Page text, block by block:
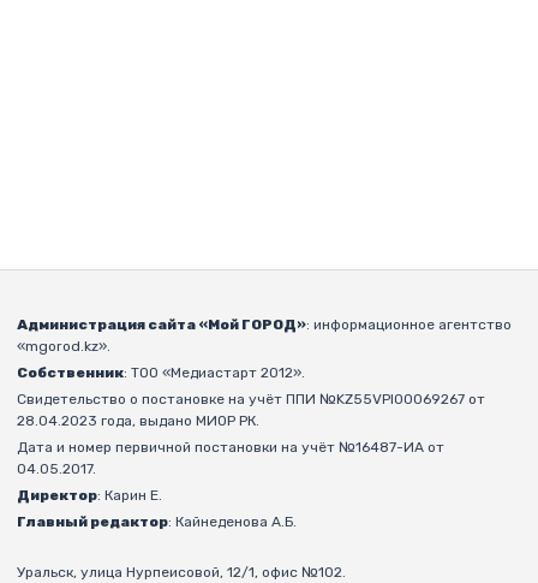
Администрация сайта «Мой ГОРОД»: информационное агентство
«mgorod.kz».
Собственник: ТОО «Медиастарт 2012».
Свидетельство о постановке на учёт ППИ №KZ55VPI00069267 от
28.04.2023 года, выдано МИОР РК.
Дата и номер первичной постановки на учёт №16487-ИА от
04.05.2017.
Директор: Карин Е.
Главный редактор: Кайнеденова А.Б.
Уральск, улица Нурпеисовой, 12/1, офис №102.